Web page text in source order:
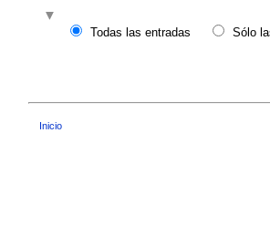
Todas las entradas
Sólo
Inicio